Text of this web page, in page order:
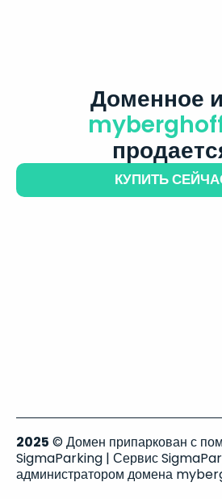
Доменное
КУПИТЬ
2025 © Домен припаркован с
SigmaParking | Сервис
администратором домена